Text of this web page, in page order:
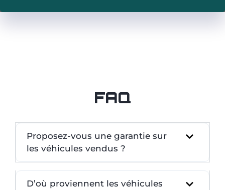
FAQ
Proposez-vous une garantie sur
les véhicules vendus ?
D’où proviennent les véhicules